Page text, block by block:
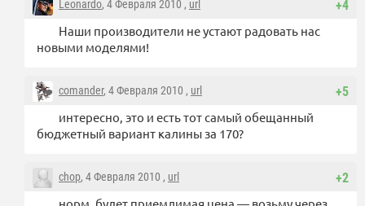
+4
Leonardo, 4 Февраля 2010 , url
Наши производители не устают радовать нас
новыми моделями!
+5
comander, 4 Февраля 2010 , url
интересно, это и есть тот самый обещанный
бюджетный вариант калины за 170?
+2
chop, 4 Февраля 2010 , url